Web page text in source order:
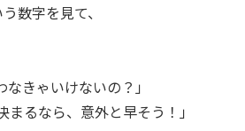
数字を見て、
なきゃいけないの？」
まるなら、意外と早そう！」